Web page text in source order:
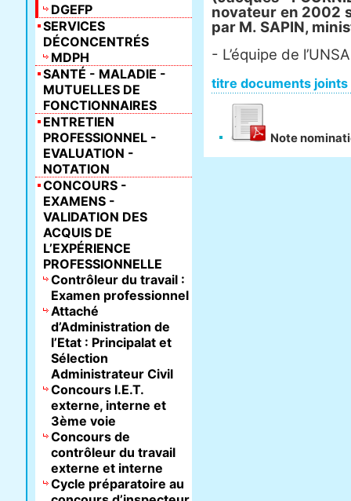
novateur en 2002
par M. SAPIN,
- L’équipe de
titre documents joints
Note
DGEFP
SERVICES
DÉCONCENTRÉS
MDPH
SANTÉ - MALADIE -
MUTUELLES DE
FONCTIONNAIRES
ENTRETIEN
PROFESSIONNEL -
EVALUATION -
NOTATION
CONCOURS -
EXAMENS -
VALIDATION DES
ACQUIS DE
L’EXPÉRIENCE
PROFESSIONNELLE
Contrôleur du travail :
Examen professionnel
Attaché
d’Administration de
l’Etat : Principalat et
Sélection
Administrateur Civil
Concours I.E.T.
externe, interne et
3ème voie
Concours de
contrôleur du travail
externe et interne
Cycle préparatoire au